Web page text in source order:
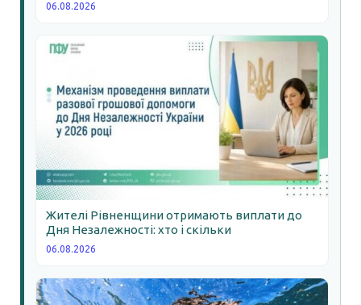
06.08.2026
Жителі Рівненщини отримають виплати до
Дня Незалежності: хто і скільки
06.08.2026